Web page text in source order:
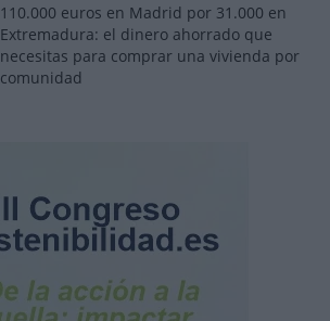
110.000 euros en Madrid por 31.000 en
Extremadura: el dinero ahorrado que
necesitas para comprar una vivienda por
comunidad